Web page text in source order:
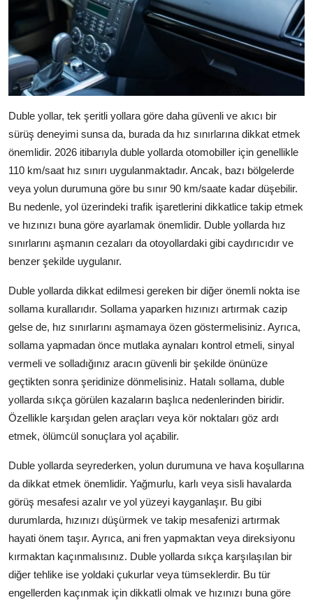
Duble yollar, tek şeritli yollara göre daha güvenli ve akıcı bir
sürüş deneyimi sunsa da, burada da hız sınırlarına dikkat etmek
önemlidir. 2026 itibarıyla duble yollarda otomobiller için genellikle
110 km/saat hız sınırı uygulanmaktadır. Ancak, bazı bölgelerde
veya yolun durumuna göre bu sınır 90 km/saate kadar düşebilir.
Bu nedenle, yol üzerindeki trafik işaretlerini dikkatlice takip etmek
ve hızınızı buna göre ayarlamak önemlidir. Duble yollarda hız
sınırlarını aşmanın cezaları da otoyollardaki gibi caydırıcıdır ve
benzer şekilde uygulanır.
Duble yollarda dikkat edilmesi gereken bir diğer önemli nokta ise
sollama kurallarıdır. Sollama yaparken hızınızı artırmak cazip
gelse de, hız sınırlarını aşmamaya özen göstermelisiniz. Ayrıca,
sollama yapmadan önce mutlaka aynaları kontrol etmeli, sinyal
vermeli ve solladığınız aracın güvenli bir şekilde önünüze
geçtikten sonra şeridinize dönmelisiniz. Hatalı sollama, duble
yollarda sıkça görülen kazaların başlıca nedenlerinden biridir.
Özellikle karşıdan gelen araçları veya kör noktaları göz ardı
etmek, ölümcül sonuçlara yol açabilir.
Duble yollarda seyrederken, yolun durumuna ve hava koşullarına
da dikkat etmek önemlidir. Yağmurlu, karlı veya sisli havalarda
görüş mesafesi azalır ve yol yüzeyi kayganlaşır. Bu gibi
durumlarda, hızınızı düşürmek ve takip mesafenizi artırmak
hayati önem taşır. Ayrıca, ani fren yapmaktan veya direksiyonu
kırmaktan kaçınmalısınız. Duble yollarda sıkça karşılaşılan bir
diğer tehlike ise yoldaki çukurlar veya tümseklerdir. Bu tür
engellerden kaçınmak için dikkatli olmak ve hızınızı buna göre